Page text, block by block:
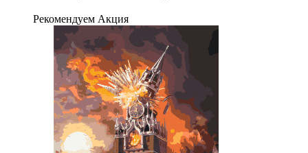
Рекомендуем Акция